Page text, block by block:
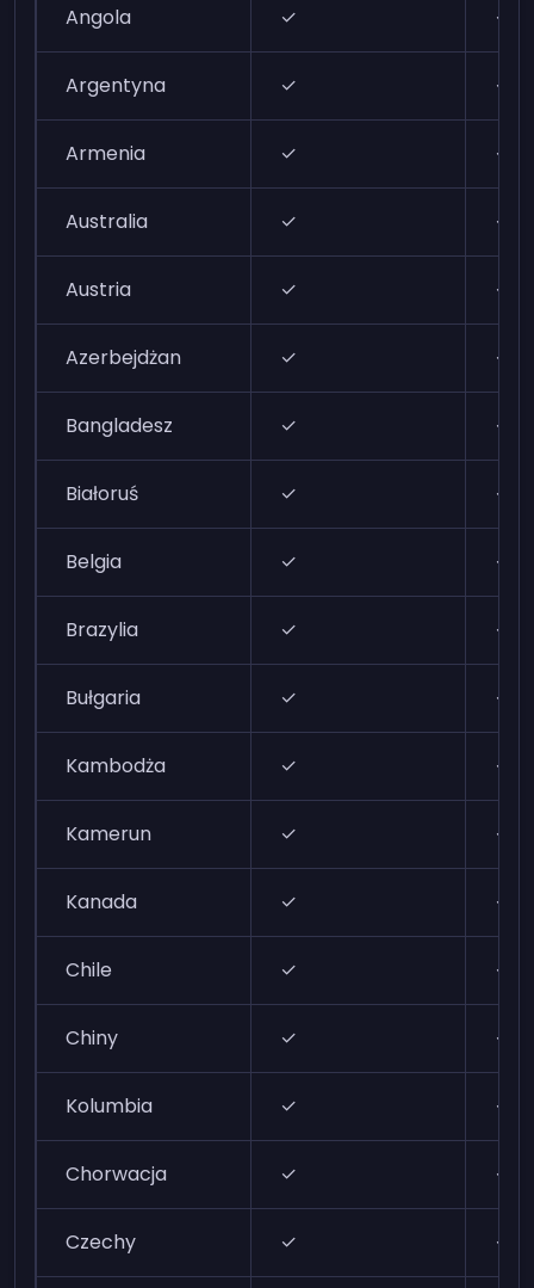
Angola ✓ ✓
Argentyna ✓ ✓
Armenia ✓ ✓
Australia ✓ ✓
Austria ✓ ✓
Azerbejdżan ✓ ✓
Bangladesz ✓ ✓
Białoruś ✓ ✓
Belgia ✓ ✓
Brazylia ✓ ✓
Bułgaria ✓ ✓
Kambodża ✓ ✓
Kamerun ✓ ✓
Kanada ✓ ✓
Chile ✓ ✓
Chiny ✓ ✓
Kolumbia ✓ ✓
Chorwacja ✓ ✓
Czechy ✓ ✓